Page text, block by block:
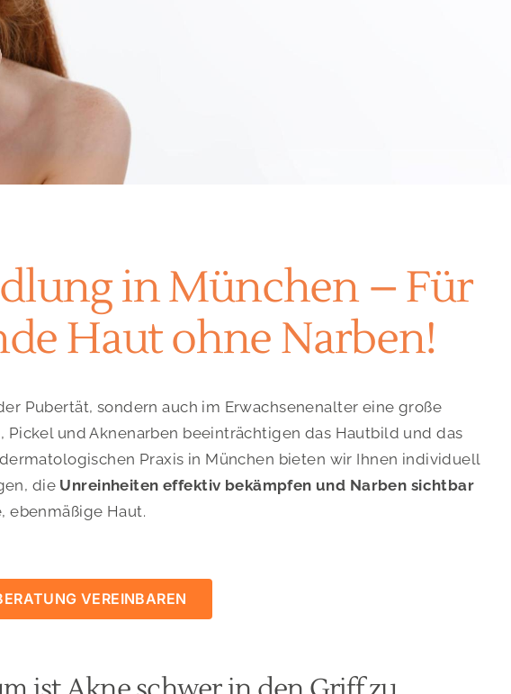
in München – Für
Haut ohne Narben!
Pubertät, sondern auch im Erwachsenenalter eine große
Pickel und Aknenarben beeinträchtigen das Hautbild und das
Praxis in München bieten wir Ihnen individuell
die Unreinheiten effektiv bekämpfen und Narben sichtbar
ebenmäßige Haut.
VEREINBAREN